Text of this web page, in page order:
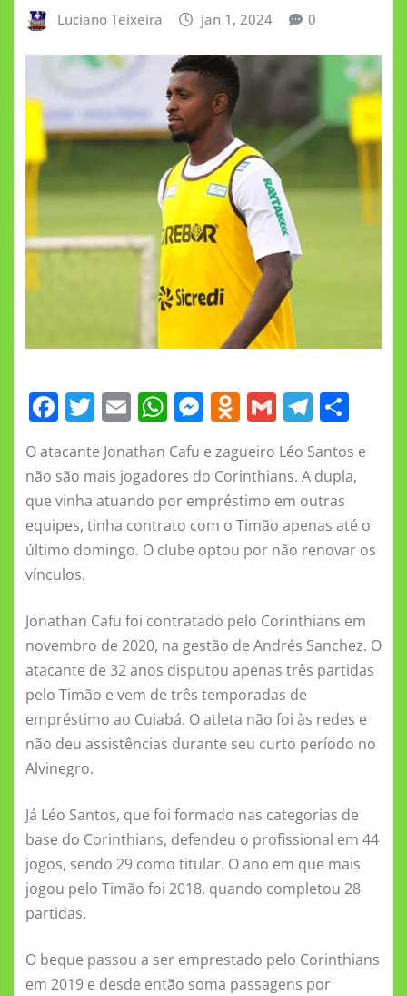
Luciano Teixeira jan 1, 2024 0
F
c
e
b
o
o
k
T
w
it
te
r
E
m
ai
l
W
h
at
s
A
p
M
ss
e
n
g
O
d
n
o
kl
a
ni
ki
G
m
ai
l
T
el
e
gr
a
m
a
re
O atacante Jonathan Cafu e zagueiro Léo Santos e
não são mais jogadores do Corinthians. A dupla,
que vinha atuando por empréstimo em outras
equipes, tinha contrato com o Timão apenas até o
último domingo. O clube optou por não renovar os
vínculos.
Jonathan Cafu foi contratado pelo Corinthians em
novembro de 2020, na gestão de Andrés Sanchez. O
atacante de 32 anos disputou apenas três partidas
pelo Timão e vem de três temporadas de
empréstimo ao Cuiabá. O atleta não foi às redes e
não deu assistências durante seu curto período no
Alvinegro.
Já Léo Santos, que foi formado nas categorias de
base do Corinthians, defendeu o profissional em 44
jogos, sendo 29 como titular. O ano em que mais
jogou pelo Timão foi 2018, quando completou 28
partidas.
O beque passou a ser emprestado pelo Corinthians
em 2019 e desde então soma passagens por